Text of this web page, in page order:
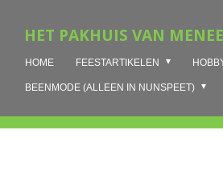
direct
hoofdinhoud
HET PAKHUIS VAN
HOME FEESTARTIKELEN
BEENMODE (ALLEEN IN NUNSPEET)